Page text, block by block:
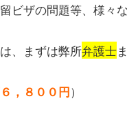
ビザの問題等、様々
、まずは弊所弁護士
，８００円）